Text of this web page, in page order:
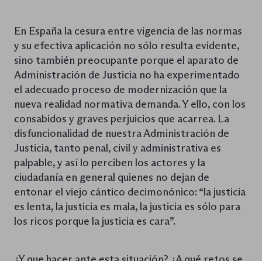
En España la cesura entre vigencia de las normas
y su efectiva aplicación no sólo resulta evidente,
sino también preocupante porque el aparato de
Administración de Justicia no ha experimentado
el adecuado proceso de modernización que la
nueva realidad normativa demanda. Y ello, con los
consabidos y graves perjuicios que acarrea. La
disfuncionalidad de nuestra Administración de
Justicia, tanto penal, civil y administrativa es
palpable, y así lo perciben los actores y la
ciudadanía en general quienes no dejan de
entonar el viejo cántico decimonónico: “la justicia
es lenta, la justicia es mala, la justicia es sólo para
los ricos porque la justicia es cara”.